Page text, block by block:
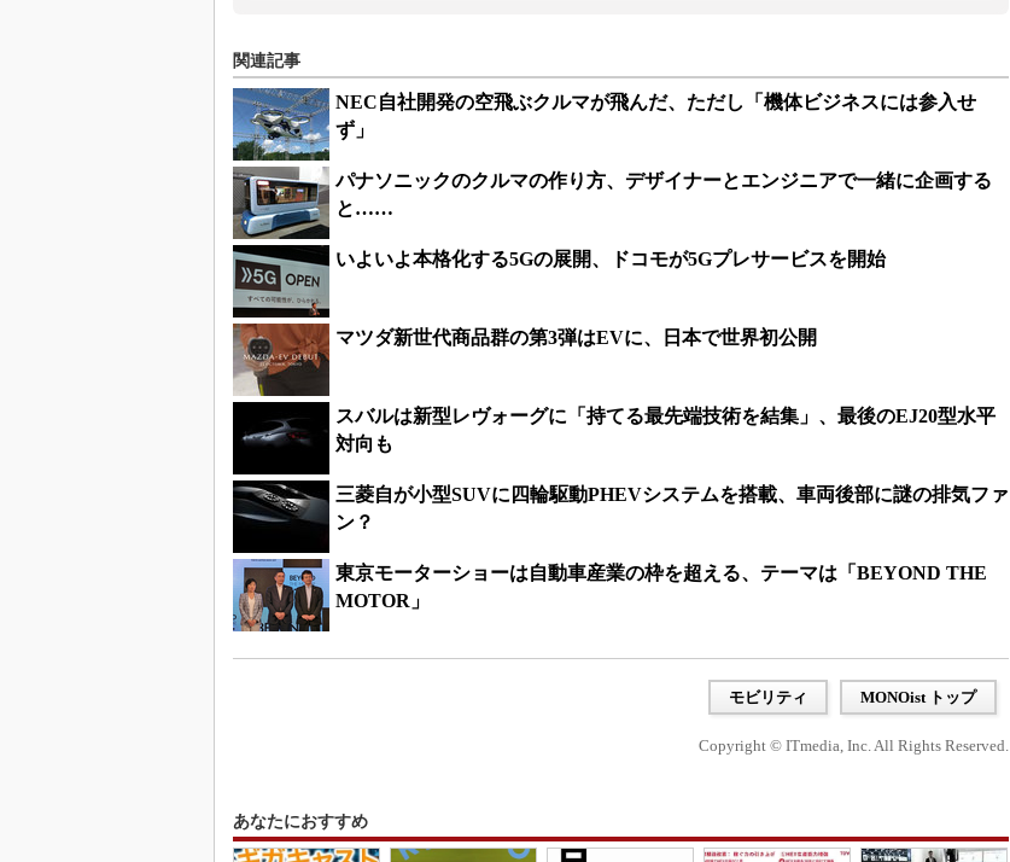
関連記事
NEC自社開発の空飛ぶクルマが飛んだ、ただし「機体ビジネスには参入せ
ず」
パナソニックのクルマの作り方、デザイナーとエンジニアで一緒に企画する
と……
いよいよ本格化する5Gの展開、ドコモが5Gプレサービスを開始
マツダ新世代商品群の第3弾はEVに、日本で世界初公開
スバルは新型レヴォーグに「持てる最先端技術を結集」、最後のEJ20型水平
対向も
三菱自が小型SUVに四輪駆動PHEVシステムを搭載、車両後部に謎の排気ファ
ン？
東京モーターショーは自動車産業の枠を超える、テーマは「BEYOND THE
MOTOR」
モビリティ MONOist トップ
Copyright © ITmedia, Inc. All Rights Reserved.
あなたにおすすめ